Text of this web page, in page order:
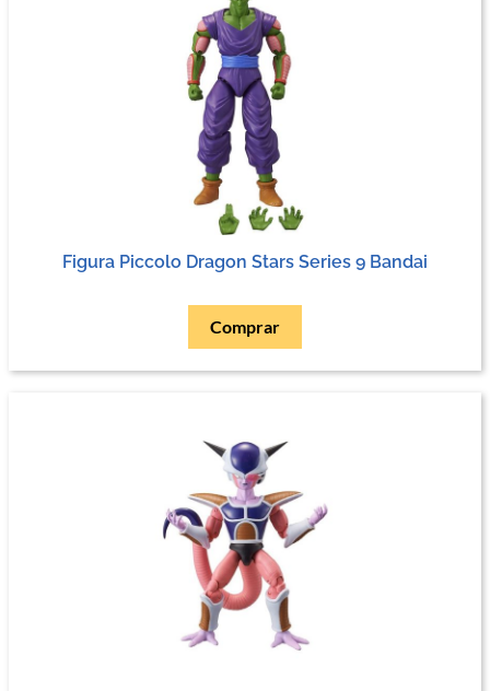
Figura Piccolo Dragon Stars Series 9 Bandai
Comprar